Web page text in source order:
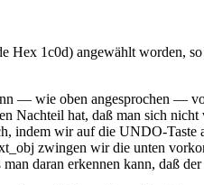
Hex 1c0d) angewählt worden,
— wie oben angesprochen —
Nachteil hat, daß man sich
indem wir auf die UNDO-Taste
zwingen wir die unten
daran erkennen kann, daß